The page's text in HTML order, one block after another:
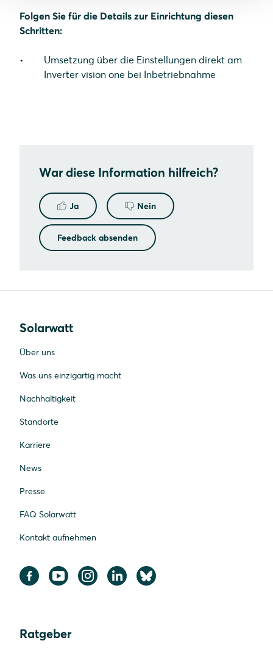
Folgen Sie für die Details zur Einrichtung diesen
Schritten:
Umsetzung über die Einstellungen direkt am
Inverter vision one bei Inbetriebnahme
War diese Information hilfreich?
Ja Nein
Feedback absenden
Solarwatt
Über uns
Was uns einzigartig macht
Nachhaltigkeit
Standorte
Karriere
News
Presse
FAQ Solarwatt
Kontakt aufnehmen
Ratgeber